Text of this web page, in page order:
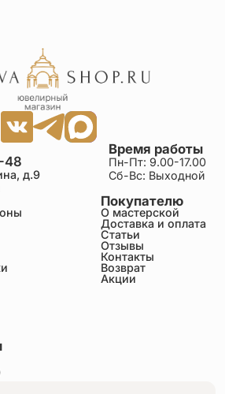
Покупателю
О мастерской
Доставка и оплата
Статьи
Отзывы
Контакты
Возврат
Акции
Время работы
Пн-Пт: 9.00-17.00
Сб-Вс: Выходной
48
д.9